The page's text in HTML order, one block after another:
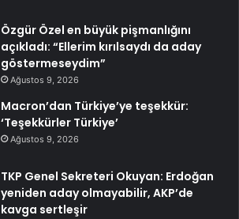
Özgür Özel en büyük pişmanlığını
açıkladı: “Ellerim kırılsaydı da aday
göstermeseydim”
Ağustos 9, 2026
Macron’dan Türkiye’ye teşekkür:
‘Teşekkürler Türkiye’
Ağustos 9, 2026
TKP Genel Sekreteri Okuyan: Erdoğan
yeniden aday olmayabilir, AKP’de
kavga sertleşir